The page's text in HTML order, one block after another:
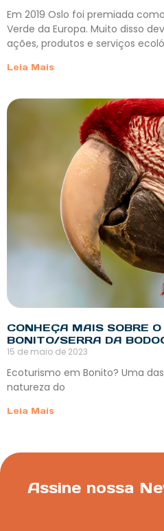
Em 2019 Oslo foi premiada
Verde da Europa. Muito disso
ações, produtos e serviços
Leia Mais
CONHEÇA MAIS SOBRE
BONITO/SERRA DA
15 de maio de 2023
Ecoturismo em Bonito? Uma
natureza do
Leia Mais
Assine nossa